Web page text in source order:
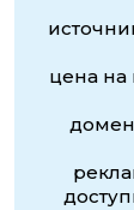
цена на